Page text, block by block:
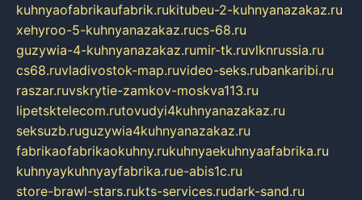
kuhnyaofabrikaufabrik.rukitubeu-2-kuhnyanazakaz.ru
xehyroo-5-kuhnyanazakaz.rucs-68.ru
guzywia-4-kuhnyanazakaz.rumir-tk.ruvlknrussia.ru
cs68.ruvladivostok-map.ruvideo-seks.rubankaribi.ru
raszar.ruvskrytie-zamkov-moskva113.ru
lipetsktelecom.rutovudyi4kuhnyanazakaz.ru
seksuzb.ruguzywia4kuhnyanazakaz.ru
fabrikaofabrikaokuhny.rukuhnyaekuhnyaafabrika.ru
kuhnyaykuhnyayfabrika.rue-abis1c.ru
store-brawl-stars.rukts-services.rudark-sand.ru